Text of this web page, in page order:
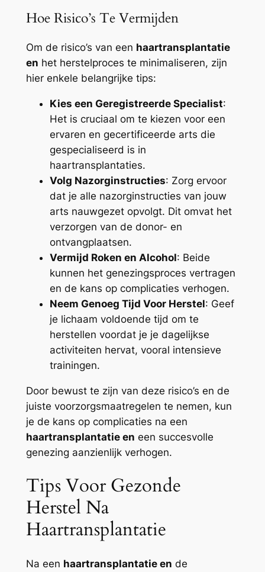
Hoe Risico’s Te Vermijden
Om de risico’s van een haartransplantatie
en het herstelproces te minimaliseren, zijn
hier enkele belangrijke tips:
Kies een Geregistreerde Specialist:
Het is cruciaal om te kiezen voor een
ervaren en gecertificeerde arts die
gespecialiseerd is in
haartransplantaties.
Volg Nazorginstructies: Zorg ervoor
dat je alle nazorginstructies van jouw
arts nauwgezet opvolgt. Dit omvat het
verzorgen van de donor- en
ontvangplaatsen.
Vermijd Roken en Alcohol: Beide
kunnen het genezingsproces vertragen
en de kans op complicaties verhogen.
Neem Genoeg Tijd Voor Herstel: Geef
je lichaam voldoende tijd om te
herstellen voordat je je dagelijkse
activiteiten hervat, vooral intensieve
trainingen.
Door bewust te zijn van deze risico’s en de
juiste voorzorgsmaatregelen te nemen, kun
je de kans op complicaties na een
haartransplantatie en een succesvolle
genezing aanzienlijk verhogen.
Tips Voor Gezonde
Herstel Na
Haartransplantatie
Na een haartransplantatie en de